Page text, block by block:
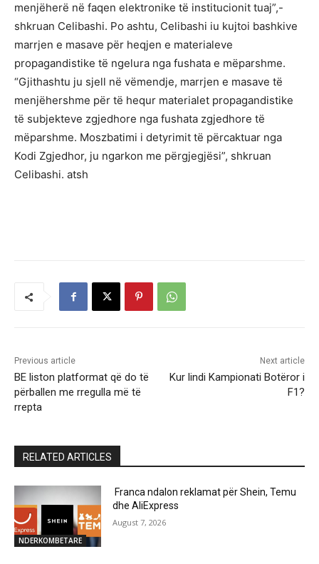
menjëherë në faqen elektronike të institucionit tuaj”,-
shkruan Celibashi. Po ashtu, Celibashi iu kujtoi bashkive
marrjen e masave për heqjen e materialeve
propagandistike të ngelura nga fushata e mëparshme.
“Gjithashtu ju sjell në vëmendje, marrjen e masave të
menjëhershme për të hequr materialet propagandistike
të subjekteve zgjedhore nga fushata zgjedhore të
mëparshme. Moszbatimi i detyrimit të përcaktuar nga
Kodi Zgjedhor, ju ngarkon me përgjegjësi”, shkruan
Celibashi. atsh
Previous article
BE liston platformat që do të
përballen me rregulla më të
rrepta
Next article
Kur lindi Kampionati Botëror i
F1?
RELATED ARTICLES
NDERKOMBETARE
Franca ndalon reklamat për Shein, Temu
dhe AliExpress
August 7, 2026